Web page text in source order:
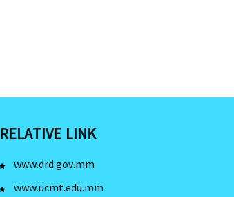
RELATIVE LINK
www.drd.gov.mm
www.ucmt.edu.mm